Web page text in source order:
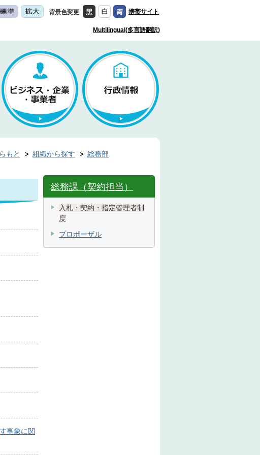
背景色変更 携帯サイト
Multilingual(多言語翻訳)
もと 組織から探す
総務部
事象に関
総務課（契約担当）
入札・契約・指定管理者制
度
プロポーザル